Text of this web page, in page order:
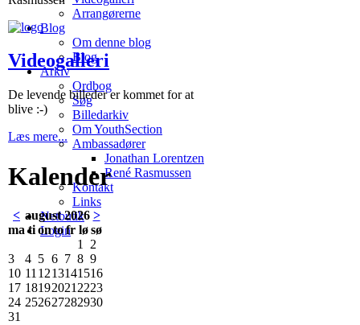
Arrangørerne
Blog
Om denne blog
Blog
Arkiv
Ordbog
Søg
Billedarkiv
Om YouthSection
Ambassadører
Jonathan Lorentzen
René Rasmussen
Kontakt
Links
Netbutik
Login
Videogalleri
De levende billeder er kommet for at
blive :-)
Læs mere...
Kalender
< august 2026 >
ma ti onto fr løsø
1
2
3
4 5 6 7 8 9
10 11 1213141516
17 18192021 2223
24 252627282930
31